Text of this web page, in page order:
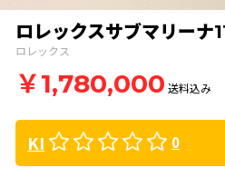
ロレックスサブマリーナ
ロレックス
￥1,780,000 送料込み
KI 0